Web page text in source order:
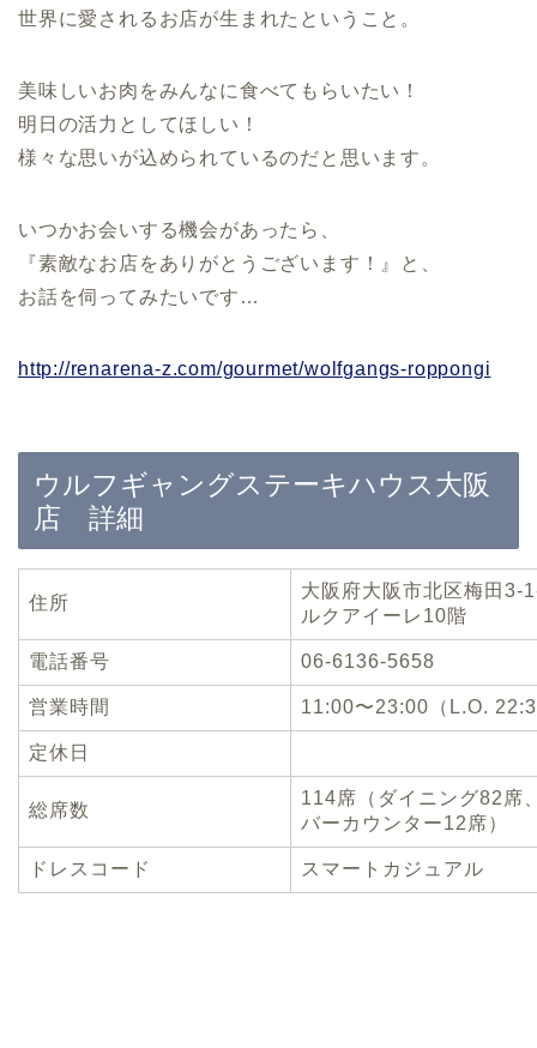
世界に愛されるお店が生まれたということ。
美味しいお肉をみんなに食べてもらいたい！
明日の活力としてほしい！
様々な思いが込められているのだと思います。
いつかお会いする機会があったら、
『素敵なお店をありがとうございます！』と、
お話を伺ってみたいです…
http://renarena-z.com/gourmet/wolfgangs-roppongi
ウルフギャングステーキハウス大阪
店 詳細
住所
大阪府大阪市北区梅田3-
ルクアイーレ10階
電話番号 06-6136-5658
営業時間 11:00〜23:00（L.O.
定休日
総席数
114席（ダイニング82席
バーカウンター12席）
ドレスコード スマートカジュアル